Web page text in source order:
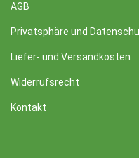
AGB
Privatsphäre und
Liefer- und Versandkosten
Widerrufsrecht
Kontakt